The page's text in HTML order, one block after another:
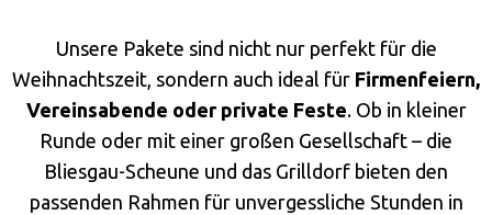
Unsere Pakete sind nicht nur perfekt für die
Weihnachtszeit, sondern auch ideal für Firmenfeiern,
Vereinsabende oder private Feste. Ob in kleiner
Runde oder mit einer großen Gesellschaft – die
Bliesgau-Scheune und das Grilldorf bieten den
passenden Rahmen für unvergessliche Stunden in